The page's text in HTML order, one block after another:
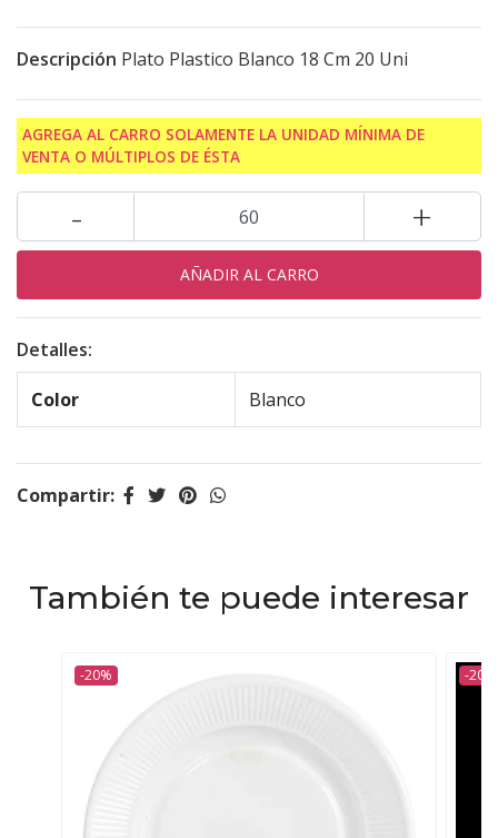
Descripción Plato Plastico Blanco 18 Cm 20 Uni
AGREGA AL CARRO SOLAMENTE LA UNIDAD MÍNIMA DE
VENTA O MÚLTIPLOS DE ÉSTA
+
-
Detalles:
Color Blanco
Compartir:
También te puede interesar
-20% -20%